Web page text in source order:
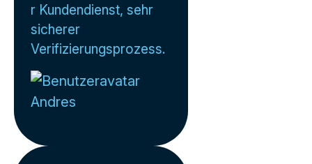
r Kundendienst, sehr
sicherer
Verifizierungsprozess.
Andres